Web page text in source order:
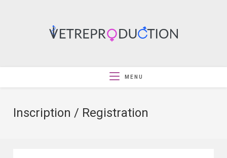
MENU
Inscription / Registration